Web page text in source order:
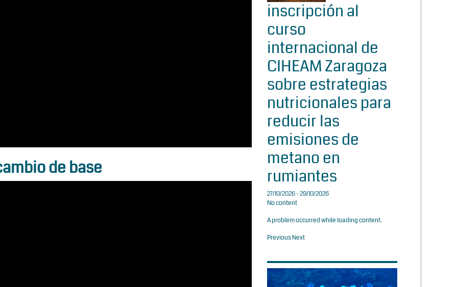
de base
inscripción al
curso
internacional de
CIHEAM Zaragoza
sobre estrategias
nutricionales para
reducir las
emisiones de
metano en
rumiantes
27/10/2026 - 29/10/2026
No content
A problem occurred while loading content.
PreviousNext